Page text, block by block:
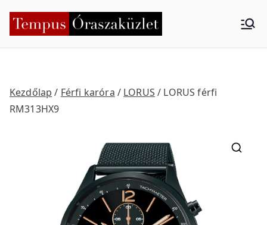
Tempus
küzlet
Kezdőlap / Férfi karóra / LORUS / LORUS férfi
RM313HX9